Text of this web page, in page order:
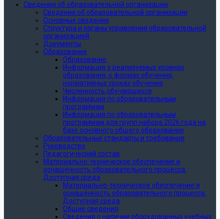
Сведения об образовательной организации
Сведения об образовательной организации
Основные сведения
Структура и органы управления образовательной
организацией
Документы
Образование
Образование
Информация о реализуемых уровнях
образования, о формах обучения,
нормативных сроках обучения
Численность обучающихся
Информация по образовательным
программам
Информация по образовательным
программам для групп набора 2026 года на
базе основного общего образования
Образовательные стандарты и требования
Руководство
Педагогический состав
Материально-техническое обеспечение и
оснащённость образовательного процесса.
Доступная среда
Материально-техническое обеспечение и
оснащённость образовательного процесса.
Доступная среда
Общие сведения
Сведения о наличии оборудованных учебных